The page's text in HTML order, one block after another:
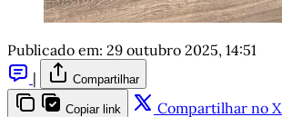
Publicado em: 29 outubro 2025, 14:51
|
Compartilhar
Copiar link Compartilhar no X